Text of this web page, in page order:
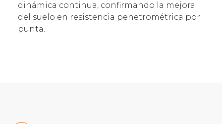
dinámica continua, confirmando la mejora
del suelo en resistencia penetrométrica por
punta.